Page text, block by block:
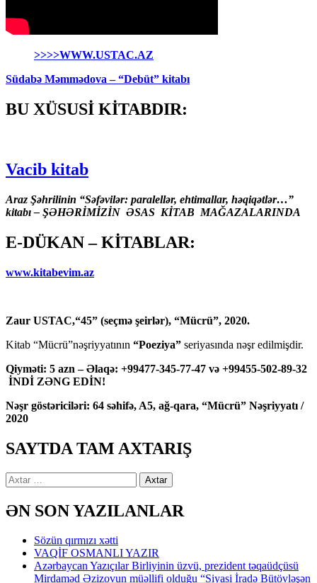
>>>>WWW.USTAC.AZ
Südabə Məmmədova – “Debüt” kitabı
BU XÜSUSİ KİTABDIR:
Vacib kitab
Araz Şəhrilinin “Səfəvilər: paralellər, ehtimallar, həqiqətlər…”
kitabı – ŞƏHƏRİMİZİN ƏSAS KİTAB MAĞAZALARINDA
E-DÜKAN – KİTABLAR:
www.kitabevim.az
Zaur USTAC,“45” (seçmə şeirlər), “Mücrü”, 2020.
Kitab “Mücrü”nəşriyyatının “Poeziya” seriyasında nəşr edilmişdir.
Qiyməti: 5 azn – Əlaqə: +99477-345-77-47 və +99455-502-89-32
İNDİ ZƏNG EDİN!
Nəşr göstəriciləri: 64 səhifə, A5, ağ-qara, “Mücrü” Nəşriyyatı /
2020
SAYTDA TAM AXTARIŞ
Axtarış:
ƏN SON YAZILANLAR
Sözün qırmızı xətti
VAQİF OSMANLI YAZIR
Azərbaycan Yazıçılar Birliyinin üzvü, prezident təqaüdçüsü
Mirdaməd Əzizovun müəllifi olduğu “Siyasi İradə Bütövləşən